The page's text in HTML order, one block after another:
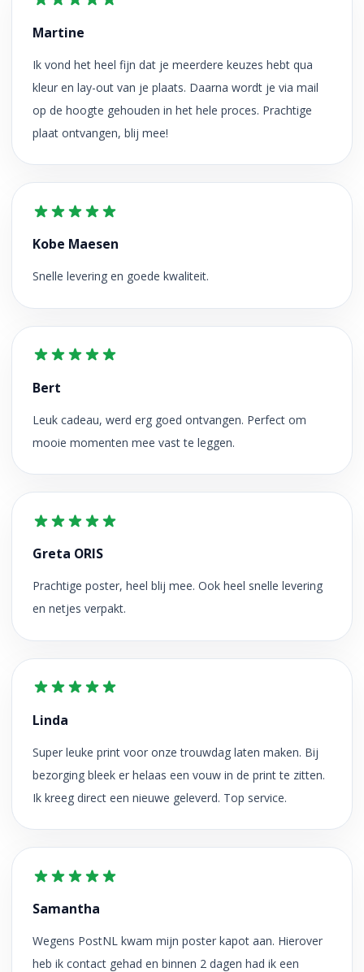
Martine
Ik vond het heel fijn dat je meerdere keuzes hebt qua
kleur en lay-out van je plaats. Daarna wordt je via mail
op de hoogte gehouden in het hele proces. Prachtige
plaat ontvangen, blij mee!
Kobe Maesen
Snelle levering en goede kwaliteit.
Bert
Leuk cadeau, werd erg goed ontvangen. Perfect om
mooie momenten mee vast te leggen.
Greta ORIS
Prachtige poster, heel blij mee. Ook heel snelle levering
en netjes verpakt.
Linda
Super leuke print voor onze trouwdag laten maken. Bij
bezorging bleek er helaas een vouw in de print te zitten.
Ik kreeg direct een nieuwe geleverd. Top service.
Samantha
Wegens PostNL kwam mijn poster kapot aan. Hierover
heb ik contact gehad en binnen 2 dagen had ik een